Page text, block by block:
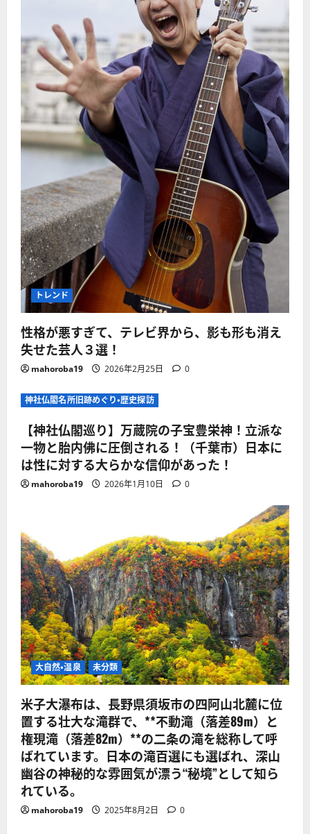
トレンド
性格が悪すぎて、テレビ界から、影も形も消え
失せた芸人３選！
mahoroba19 2026年2月25日 0
神社仏閣名所旧跡めぐり・歴史探訪
【神社仏閣巡り】万蔵院の子宝豊栄神！立派な
一物と胎内佛に圧倒される！（千葉市）日本に
は性に対する大らかな信仰があった！
mahoroba19 2026年1月10日 0
大自然・温泉 未分類
米子大瀑布は、長野県須坂市の四阿山北麓に位
置する壮大な滝群で、**不動滝（落差89m）と
権現滝（落差82m）**の二条の滝を総称して呼
ばれています。日本の滝百選にも選ばれ、深山
幽谷の神秘的な雰囲気が漂う“秘境”として知ら
れている。
mahoroba19 2025年8月2日 0